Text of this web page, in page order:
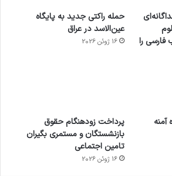
فارسی را
حمله راکتی جدید به پایگاه
عین‌الاسد در عراق
16 ژوئن 2026
پرداخت زودهنگام حقوق
بازنشستگان و مستمری بگیران
تامین اجتماعی
16 ژوئن 2026
ساعت
هوشمند
با طعم
توسط
ژاکت
در
های
2023
توسط